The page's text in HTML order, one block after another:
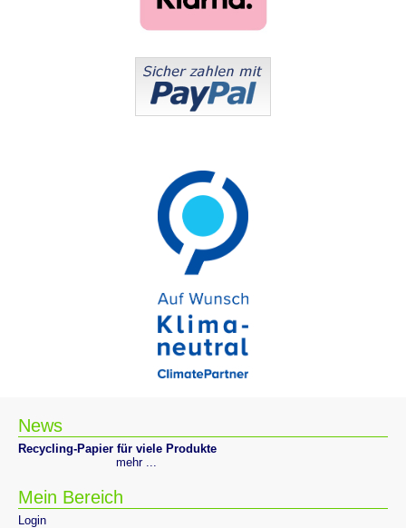
News
Recycling-Papier für viele Produkte
mehr ...
Mein Bereich
Login